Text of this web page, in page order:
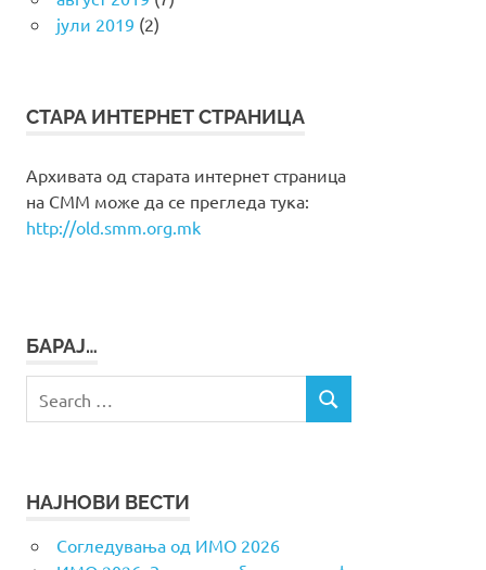
јули 2019 (2)
СТАРА ИНТЕРНЕТ СТРАНИЦА
Архивата од старата интернет страница
на СММ може да се прегледа тука:
http://old.smm.org.mk
БАРАЈ…
for:
SEARCH
НАЈНОВИ ВЕСТИ
Согледувања од ИМО 2026